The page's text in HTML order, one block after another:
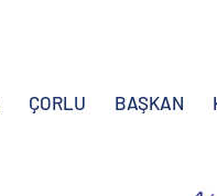
ÇORLU BAŞKAN